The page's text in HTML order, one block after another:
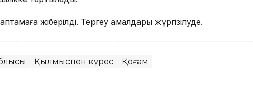
жіберілді. Тергеу амалдары жүргізілуде.
Қылмыспен күрес Қоғам